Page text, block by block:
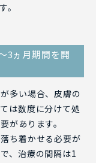
。
3ヵ月期間を開
多い場合、皮膚の
は数度に分けて処
があります。
ち着かせる必要が
、治療の間隔は1